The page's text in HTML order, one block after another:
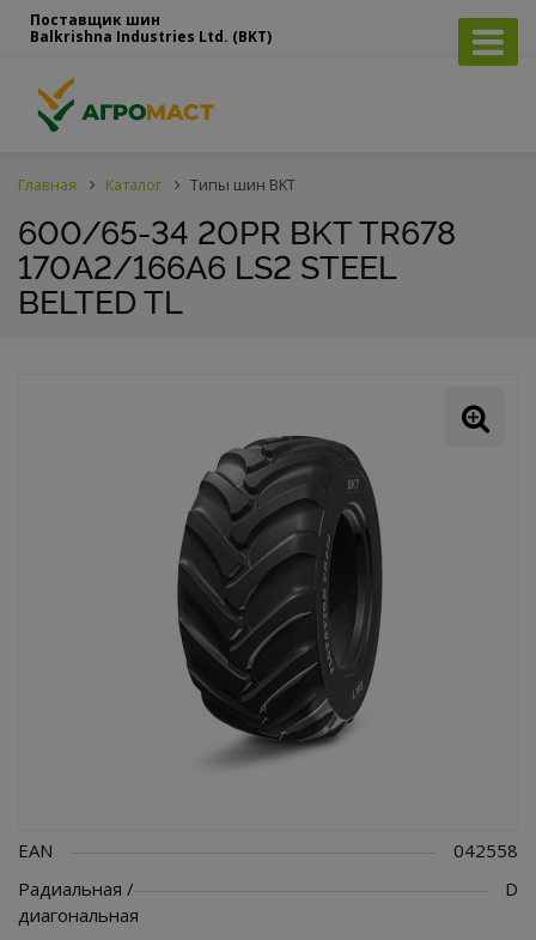
Поставщик шин
Balkrishna Industries Ltd. (BKT)
Главная Каталог Типы шин BKT
600/65-34 20PR BKT TR678
170A2/166A6 LS2 STEEL
BELTED TL
EAN
042558
Радиальная /
диагональная
D